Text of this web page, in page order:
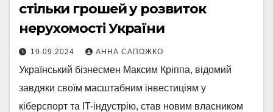
стільки грошей у розвиток
нерухомості України
19.09.2024 АННА САПОЖКО
Український бізнесмен Максим Кріппа, відомий
завдяки своїм масштабним інвестиціям у
кіберспорт та IT-індустрію, став новим власником